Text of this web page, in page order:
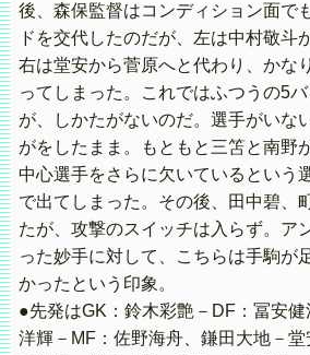
後、森保監督はコンディション面で
ドを交代したのだが、左は中村敬斗
右は堂安から菅原へと代わり、かな
ってしまった。これではふつうの5バ
が、しかたがないのだ。選手がいな
がをしたまま。もともと三笘と南野
中心選手をさらに欠いているという
で出てしまった。その後、田中碧、
たが、攻撃のスイッチは入らず。ア
った妙手に対して、こちらは手駒が
かったという印象。
●先発はGK：鈴木彩艶－DF：冨安
洋輝－MF：佐野海舟、鎌田大地－